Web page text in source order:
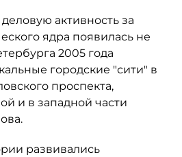
активность за
ядра появилась не
2005 года
городские "сити" в
проспекта,
и в западной части
развивались